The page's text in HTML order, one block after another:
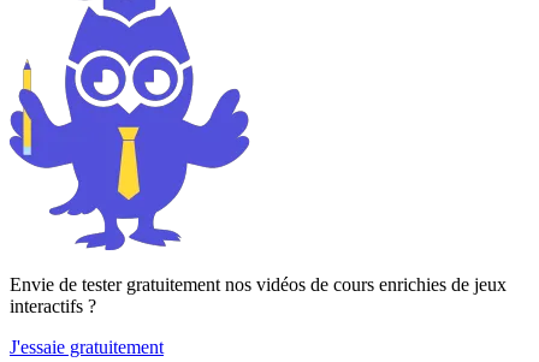
Envie de tester gratuitement nos vidéos de cours enrichies de jeux
interactifs ?
J'essaie gratuitement